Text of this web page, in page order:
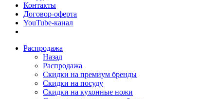
Контакты
Договор-оферта
YouTube-канал
Распродажа
Назад
Распродажа
Скидки на премиум бренды
Скидки на посуду
Скидки на кухонные ножи